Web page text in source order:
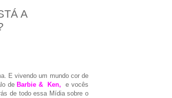
A
E vivendo um mundo cor de
de Barbie & Ken,e vocês
de todo essa Mídia sobre o